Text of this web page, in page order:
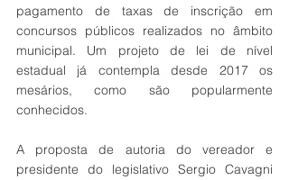
pagamento de taxas de inscrição em
concursos públicos realizados no âmbito
municipal. Um projeto de lei de nível
estadual já contempla desde 2017 os
mesários, como são popularmente
conhecidos.
A proposta de autoria do vereador e
presidente do legislativo Sergio Cavagni